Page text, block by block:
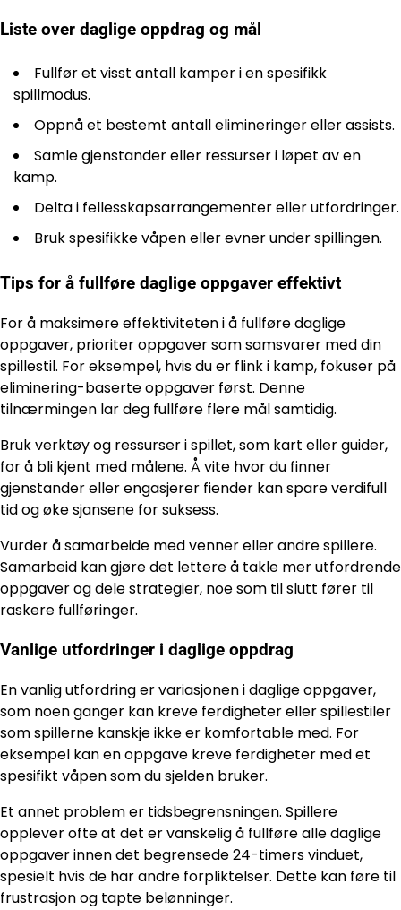
Liste over daglige oppdrag og mål
Fullfør et visst antall kamper i en spesifikk
spillmodus.
Oppnå et bestemt antall elimineringer eller assists.
Samle gjenstander eller ressurser i løpet av en
kamp.
Delta i fellesskapsarrangementer eller utfordringer.
Bruk spesifikke våpen eller evner under spillingen.
Tips for å fullføre daglige oppgaver effektivt
For å maksimere effektiviteten i å fullføre daglige
oppgaver, prioriter oppgaver som samsvarer med din
spillestil. For eksempel, hvis du er flink i kamp, fokuser på
eliminering-baserte oppgaver først. Denne
tilnærmingen lar deg fullføre flere mål samtidig.
Bruk verktøy og ressurser i spillet, som kart eller guider,
for å bli kjent med målene. Å vite hvor du finner
gjenstander eller engasjerer fiender kan spare verdifull
tid og øke sjansene for suksess.
Vurder å samarbeide med venner eller andre spillere.
Samarbeid kan gjøre det lettere å takle mer utfordrende
oppgaver og dele strategier, noe som til slutt fører til
raskere fullføringer.
Vanlige utfordringer i daglige oppdrag
En vanlig utfordring er variasjonen i daglige oppgaver,
som noen ganger kan kreve ferdigheter eller spillestiler
som spillerne kanskje ikke er komfortable med. For
eksempel kan en oppgave kreve ferdigheter med et
spesifikt våpen som du sjelden bruker.
Et annet problem er tidsbegrensningen. Spillere
opplever ofte at det er vanskelig å fullføre alle daglige
oppgaver innen det begrensede 24-timers vinduet,
spesielt hvis de har andre forpliktelser. Dette kan føre til
frustrasjon og tapte belønninger.